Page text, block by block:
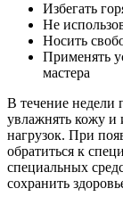
Избегать
Не
Носить
Применять
мастера
В течение недели
увлажнять кожу и
нагрузок. При
обратиться к
специальных
сохранить